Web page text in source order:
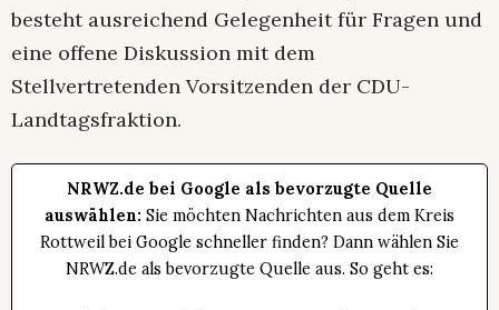
besteht ausreichend Gelegenheit für Fragen und
eine offene Diskussion mit dem
Stellvertretenden Vorsitzenden der CDU-
Landtagsfraktion.
NRWZ.de bei Google als bevorzugte Quelle
auswählen: Sie möchten Nachrichten aus dem Kreis
Rottweil bei Google schneller finden? Dann wählen Sie
NRWZ.de als bevorzugte Quelle aus. So geht es: